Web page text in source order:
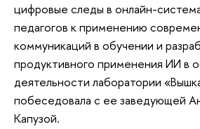
цифровые следы в онлайн-
педагогов к применению
коммуникаций в обучении и
продуктивного применения ИИ в
деятельности лаборатории
побеседовала с ее заведующей
Капузой.